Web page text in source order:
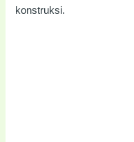
konstruksi.